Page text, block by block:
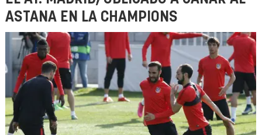
ASTANA EN LA CHAMPIONS